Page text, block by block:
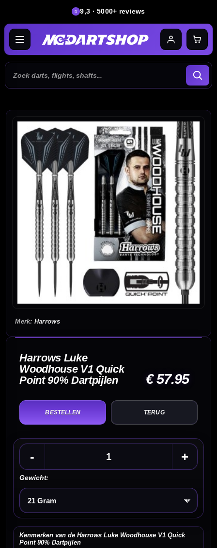
9,3 · 5000+ reviews
Harrows
Harrows Luke
Woodhouse V1 Quick
Point 90% Dartpijlen
€ 57.95
TERUG
- +
Gewicht:
Kies een optie
Kenmerken van de Harrows Luke Woodhouse V1 Quick
Point 90% Dartpijlen